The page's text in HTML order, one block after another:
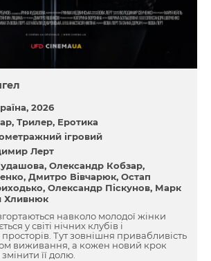
2026
Трилер Еротика
ігровий
Лерт
Олександр Кобзар
Дмитро Вівчарюк Остап
Олександр Піскунов Марк
Хливнюк
навколо молодої жінки
у світі нічних клубів і
Тут зовнішня привабливість
виживання, а кожен новий крок
її долю.